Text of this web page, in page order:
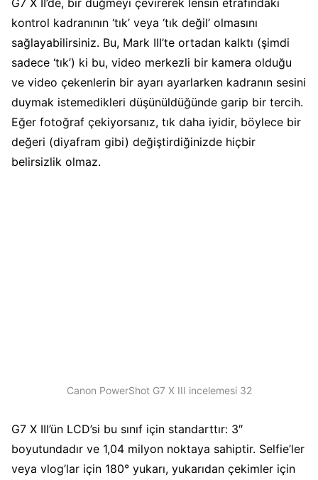
G7 X II’de, bir düğmeyi çevirerek lensin etrafındaki
kontrol kadranının ‘tık’ veya ‘tık değil’ olmasını
sağlayabilirsiniz. Bu, Mark III’te ortadan kalktı (şimdi
sadece ‘tık’) ki bu, video merkezli bir kamera olduğu
ve video çekenlerin bir ayarı ayarlarken kadranın sesini
duymak istemedikleri düşünüldüğünde garip bir tercih.
Eğer fotoğraf çekiyorsanız, tık daha iyidir, böylece bir
değeri (diyafram gibi) değiştirdiğinizde hiçbir
belirsizlik olmaz.
Canon PowerShot G7 X III incelemesi 32
G7 X III’ün LCD’si bu sınıf için standarttır: 3″
boyutundadır ve 1,04 milyon noktaya sahiptir. Selfie’ler
veya vlog’lar için 180° yukarı, yukarıdan çekimler için